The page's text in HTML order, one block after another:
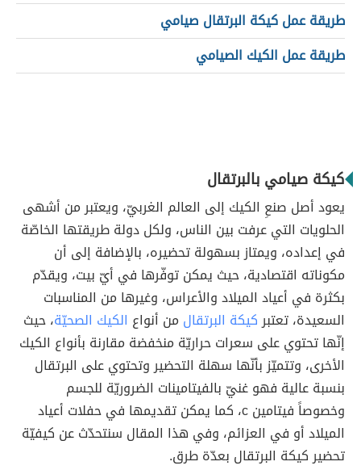
طريقة عمل كيكة البرتقال صيامي
طريقة عمل الكيك الصيامي
كيكة صيامي بالبرتقال
يعود أصل صنعِ الكيك إلى العالم الغربيّ، ويعتبر من أشهى
الحلويات التي عرفت بين الناس، ولكل دولة طريقتها الخاصّة
في إعداده، ويمتاز بسهولة تحضيره، بالإضافة إلى أن
مكوناته اقتصادية، حيث يمكن توفّرها في أيّ بيت، ويقدّم
بكثرة في أعياد الميلاد والأعراس، وغيرها من المناسبات
السعيدة، تعتبركيكة البرتقال من أنواع الكيك الصحيّة، حيث
إنّها تحتوي على سعرات حراريّة منخفضة مقارنة بأنواع الكيك
الأخرى، وتتميّز بأنّها سهلة التحضير وتحتوي على البرتقال
بنسبة عالية فهو غنيّ بالفيتامينات الضروريّة للجسم
وخصوصاً فيتامين c، كما يمكن تقديمها في حفلات أعياد
الميلاد أو في العزائم، وفي هذا المقال سنتحدّث عن كيفيّة
تحضير كيكة البرتقال بعدّة طرق.